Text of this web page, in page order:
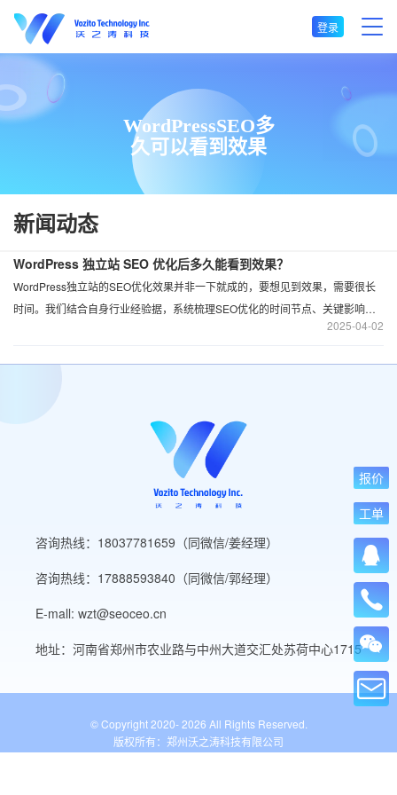
登录
WordPressSEO多
久可以看到效果
新闻动态
04-02
2025
WordPress 独立站 SEO 优化后多久能看到效果？
WordPress独立站的SEO优化效果并非一下就成的，要想见到效果，需要很长
时间。我们结合自身行业经验据，系统梳理SEO优化的时间节点、关键影响因
素及加速策略。 新页面平均需要 61-182 天才能进入 Google 前 10 名，而百度
咨询热线：18037781659（同微信/姜经理）
咨询热线：17888593840（同微信/郭经理）
E-mall: wzt@seoceo.cn
地址：河南省郑州市农业路与中州大道交汇处苏荷中心1715
© Copyright 2020-2026 All Rights Reserved.
版权所有：郑州沃之涛科技有限公司
报价
工单